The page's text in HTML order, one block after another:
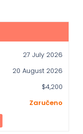
27 July 2026
20 August 2026
$4,200
Zaručeno